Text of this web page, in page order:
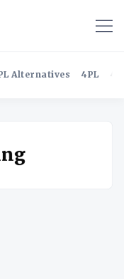
Alternatives 4PL